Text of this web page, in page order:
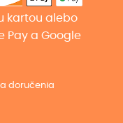
kartou alebo
Pay a Google
doručenia